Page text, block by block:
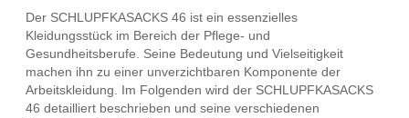
Der SCHLUPFKASACKS 46 ist ein essenzielles
Kleidungsstück im Bereich der Pflege- und
Gesundheitsberufe. Seine Bedeutung und Vielseitigkeit
machen ihn zu einer unverzichtbaren Komponente der
Arbeitskleidung. Im Folgenden wird der SCHLUPFKASACKS
46 detailliert beschrieben und seine verschiedenen